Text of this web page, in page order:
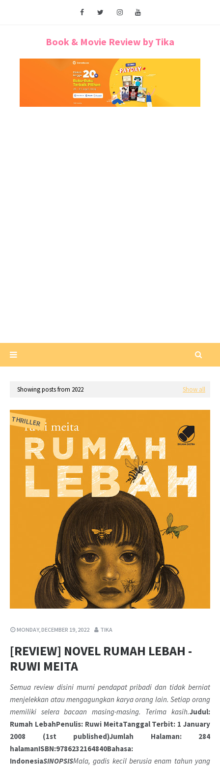
Book & Movie Review by Tika
Showing posts from 2022 Show all
THRILLER
MONDAY, DECEMBER 19, 2022 TIKA
[REVIEW] NOVEL RUMAH LEBAH -
RUWI MEITA
Semua review disini murni pendapat pribadi dan tidak berniat
menjelekkan atau mengagungkan karya orang lain. Setiap orang
memiliki selera bacaan masing-masing. Terima kasih.Judul:
Rumah LebahPenulis: Ruwi MeitaTanggal Terbit: 1 January
2008 (1st published)Jumlah Halaman: 284
halamanISBN:9786232164840Bahasa:
IndonesiaSINOPSISMala, gadis kecil berusia enam tahun yang